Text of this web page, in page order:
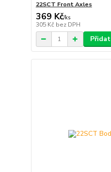
22SCT Front Axles
369 Kč/ks
305 Kč bez DPH